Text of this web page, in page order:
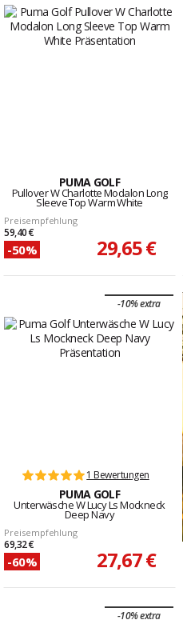
PUMA GOLF
Pullover W Charlotte Modalon Long
Sleeve Top Warm White
Preisempfehlung
59,40 €
-50% 29,65 €
-10% extra
1 Bewertungen
PUMA GOLF
Unterwäsche W Lucy Ls Mockneck
Deep Navy
Preisempfehlung
69,32 €
-60% 27,67 €
-10% extra